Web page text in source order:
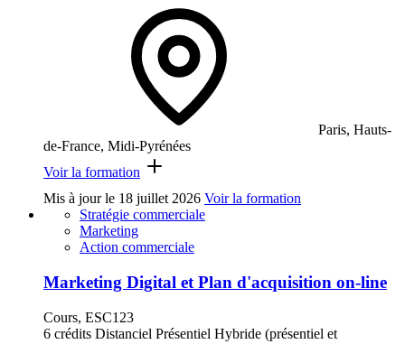
Paris, Hauts-
de-France, Midi-Pyrénées
Voir la formation
Mis à jour le 18 juillet 2026 Voir la formation
Stratégie commerciale
Marketing
Action commerciale
Marketing Digital et Plan d'acquisition on-line
Cours, ESC123
6 crédits Distanciel Présentiel Hybride (présentiel et